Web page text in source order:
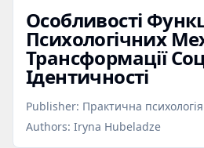
Особливості
Психологічних
Трансформації
Ідентичності
Publisher: Практична
Authors: Iryna Hubeladze